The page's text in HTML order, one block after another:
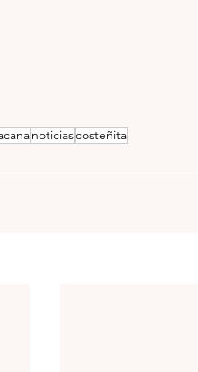
noticiascosteñita